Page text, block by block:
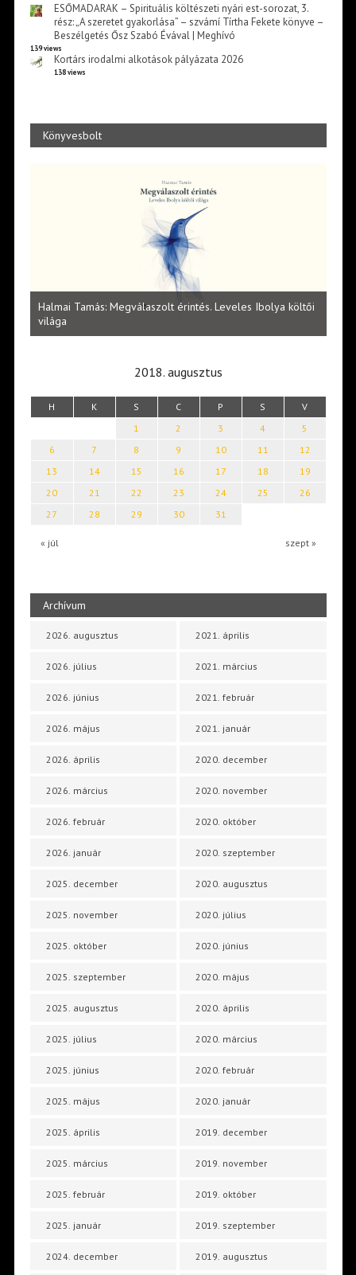
ESŐMADARAK – Spirituális költészeti nyári est-sorozat, 3.
rész: „A szeretet gyakorlása” – szvámí Tírtha Fekete könyve –
Beszélgetés Ősz Szabó Évával | Meghívó
139 views
Kortárs irodalmi alkotások pályázata 2026
138 views
Könyvesbolt
Halmai Tamás: Megválaszolt érintés. Leveles Ibolya költői
világa
2018. augusztus
H K S C P S V
« júl szept »
1 2 3 4
5
6
7 8 9 10 11
12
13
14 15 16 17 18
19
20
21 22 23 24 25
26
27
28 29 30 31
Archívum
2026. augusztus
2026. július
2026. június
2026. május
2026. április
2026. március
2026. február
2026. január
2025. december
2025. november
2025. október
2025. szeptember
2025. augusztus
2025. július
2025. június
2025. május
2025. április
2025. március
2025. február
2025. január
2024. december
2021. április
2021. március
2021. február
2021. január
2020. december
2020. november
2020. október
2020. szeptember
2020. augusztus
2020. július
2020. június
2020. május
2020. április
2020. március
2020. február
2020. január
2019. december
2019. november
2019. október
2019. szeptember
2019. augusztus